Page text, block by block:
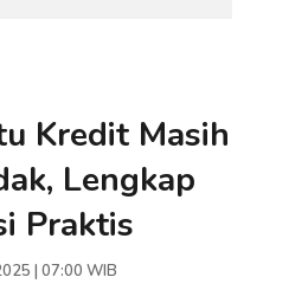
Kredit Masih
Lengkap
Praktis
| 07:00 WIB